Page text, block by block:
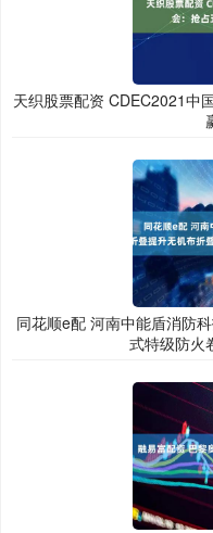
天织股票配资 CDEC2021中
同花顺e配 河南中能盾消防
式特级防火